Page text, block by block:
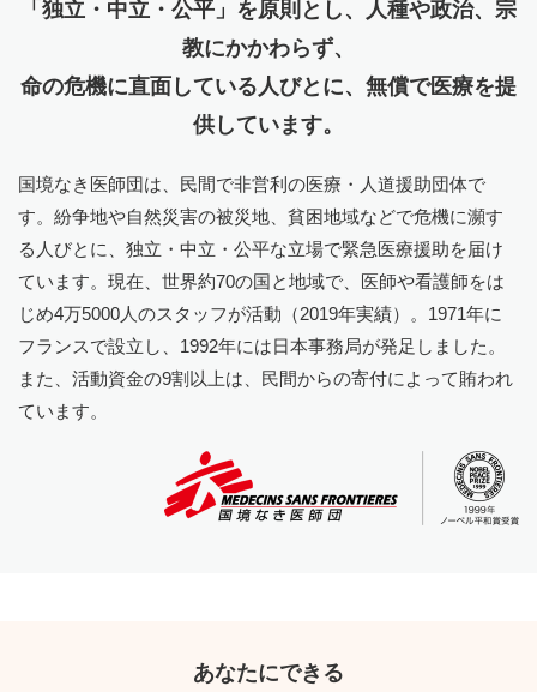
「独立・中立・公平」を原則とし、人種や政治、宗
教にかかわらず、
命の危機に直面している人びとに、無償で医療を提
供しています。
国境なき医師団は、民間で非営利の医療・人道援助団体で
す。紛争地や自然災害の被災地、貧困地域などで危機に瀕す
る人びとに、独立・中立・公平な立場で緊急医療援助を届け
ています。現在、世界約70の国と地域で、医師や看護師をは
じめ4万5000人のスタッフが活動（2019年実績）。1971年に
フランスで設立し、1992年には日本事務局が発足しました。
また、活動資金の9割以上は、民間からの寄付によって賄われ
ています。
あなたにできる